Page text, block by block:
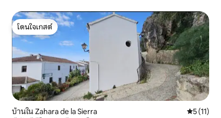
โดนใจเกสต์
โดนใจเกสต์
บ้านใน Zahara de la Sierra คะแนนเฉ
5 (11)